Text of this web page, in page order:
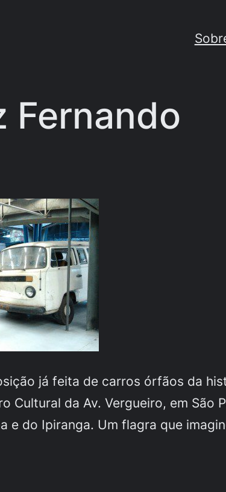
Fernando
já feita de carros órfãos da
Cultural da Av. Vergueiro, em São
e do Ipiranga. Um flagra que